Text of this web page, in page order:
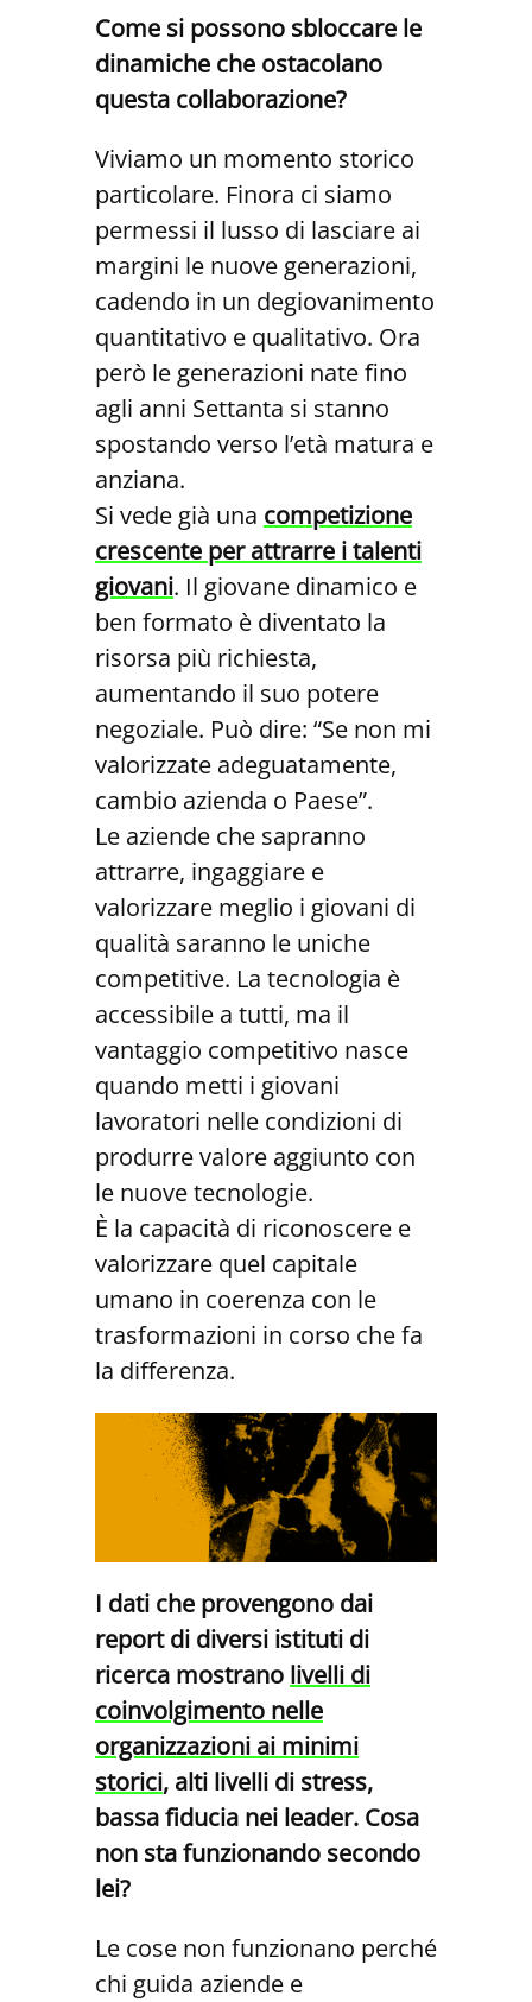
Come si possono sbloccare le
dinamiche che ostacolano
questa collaborazione?
Viviamo un momento storico
particolare. Finora ci siamo
permessi il lusso di lasciare ai
margini le nuove generazioni,
cadendo in un degiovanimento
quantitativo e qualitativo. Ora
però le generazioni nate fino
agli anni Settanta si stanno
spostando verso l’età matura e
anziana.
Si vede già una competizione
crescente per attrarre i talenti
giovani. Il giovane dinamico e
ben formato è diventato la
risorsa più richiesta,
aumentando il suo potere
negoziale. Può dire: “Se non mi
valorizzate adeguatamente,
cambio azienda o Paese”.
Le aziende che sapranno
attrarre, ingaggiare e
valorizzare meglio i giovani di
qualità saranno le uniche
competitive. La tecnologia è
accessibile a tutti, ma il
vantaggio competitivo nasce
quando metti i giovani
lavoratori nelle condizioni di
produrre valore aggiunto con
le nuove tecnologie.
È la capacità di riconoscere e
valorizzare quel capitale
umano in coerenza con le
trasformazioni in corso che fa
la differenza.
I dati che provengono dai
report di diversi istituti di
ricerca mostrano livelli di
coinvolgimento nelle
organizzazioni ai minimi
storici, alti livelli di stress,
bassa fiducia nei leader. Cosa
non sta funzionando secondo
lei?
Le cose non funzionano perché
chi guida aziende e